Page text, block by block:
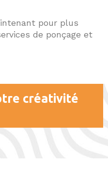
pour plus
de ponçage et
créativité